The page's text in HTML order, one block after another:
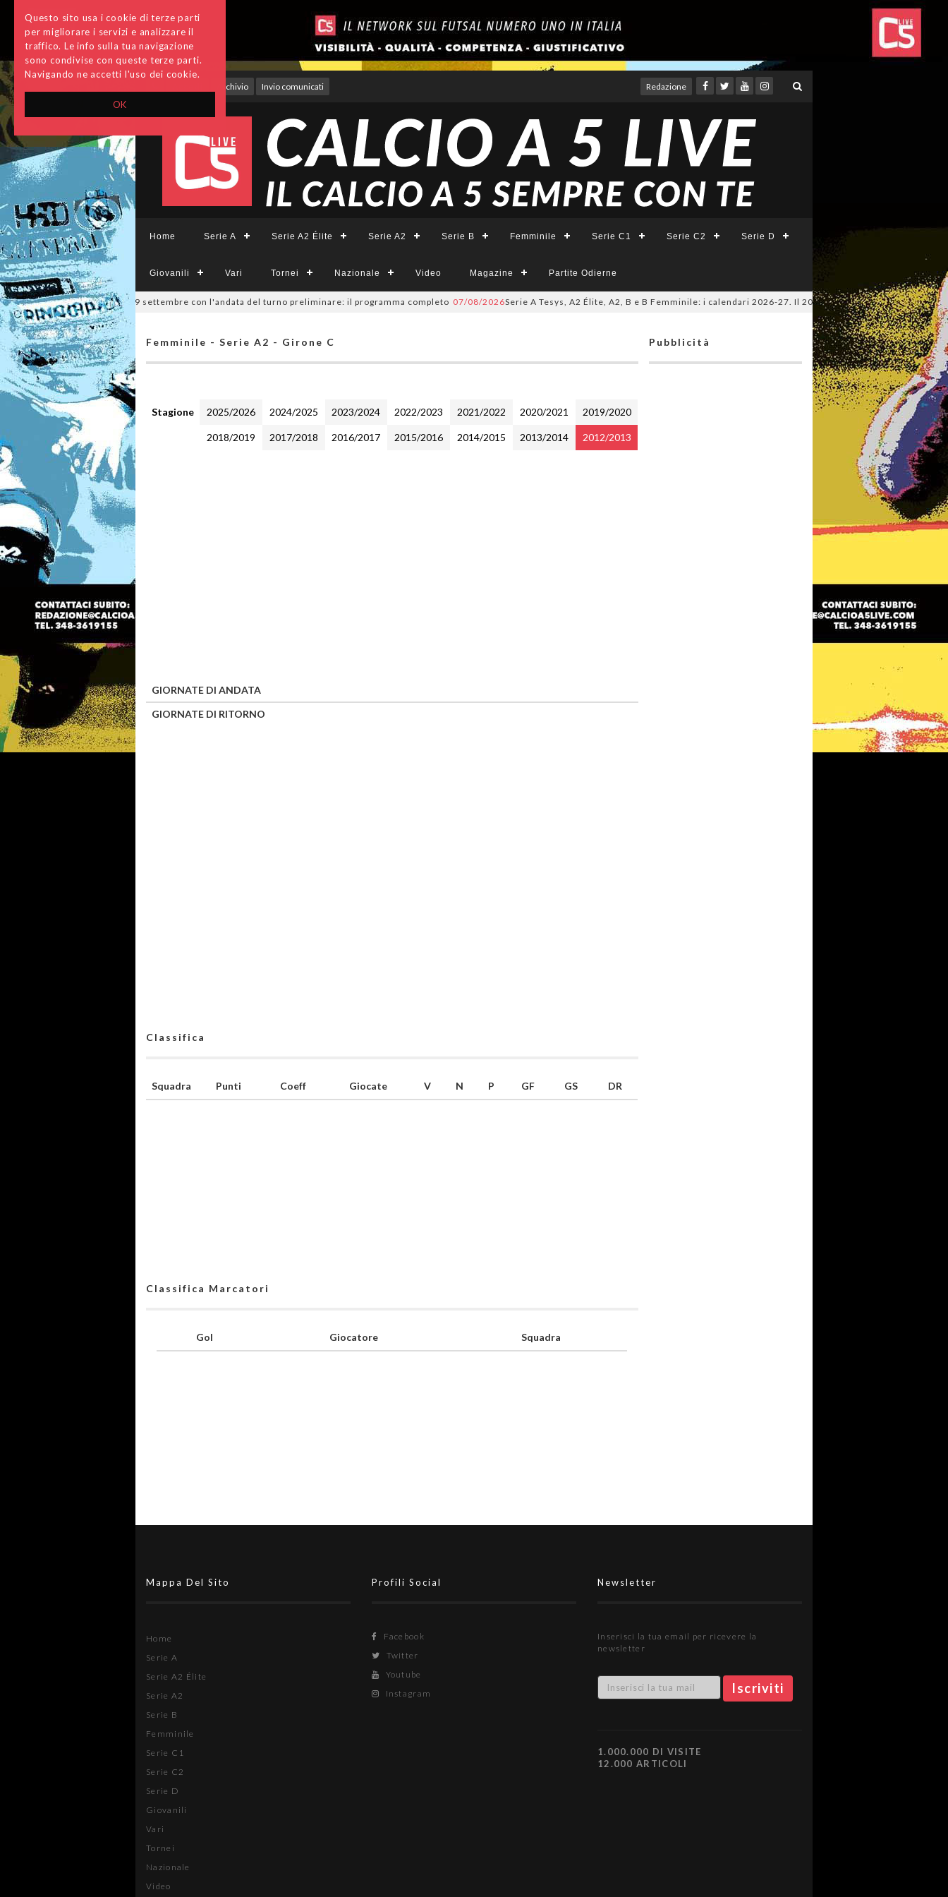
OK
Questo sito usa i cookie di terze parti
per migliorare i servizi e analizzare il
traffico. Le info sulla tua navigazione
sono condivise con queste terze parti.
Navigando ne accetti l'uso dei cookie.
Archivio Invio comunicati Redazione
Home Serie A Serie A2 Élite Serie A2 Serie B Femminile Serie C1 Serie C2 Serie D
Giovanili Vari Tornei Nazionale Video Magazine Partite Odierne
Divisione, si parte il 19 settembre con l'andata del turno preliminare: il programma completo 07/08/2026Serie A Tesys, A2 Élite, A2, B e B Femminile: i calendari 2026-27. Il 20 agosto la presentazione della
Femminile - Serie A2 - Girone C
Stagione 2025/2026 2024/2025 2023/2024 2022/2023 2021/2022 2020/2021 2019/2020
2018/2019 2017/2018 2016/2017 2015/2016 2014/2015 2013/2014 2012/2013
GIORNATE DI ANDATA
GIORNATE DI RITORNO
Classifica
Squadra Punti Coeff Giocate V N P GF GS DR
Classifica Marcatori
Gol Giocatore Squadra
Pubblicità
Mappa Del Sito
Home
Serie A
Serie A2 Élite
Serie A2
Serie B
Femminile
Serie C1
Serie C2
Serie D
Giovanili
Vari
Tornei
Nazionale
Video
Profili Social
Facebook
Twitter
Youtube
Instagram
Newsletter
Inserisci la tua email per ricevere la
newsletter
1.000.000 DI VISITE
12.000 ARTICOLI